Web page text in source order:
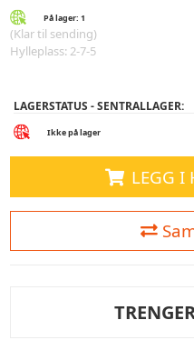
På lager: 1
(Klar til sending)
Hylleplass: 2-7-5
LAGERSTATUS - SENTRALLAGER:
Ikke på lager
LEGG I